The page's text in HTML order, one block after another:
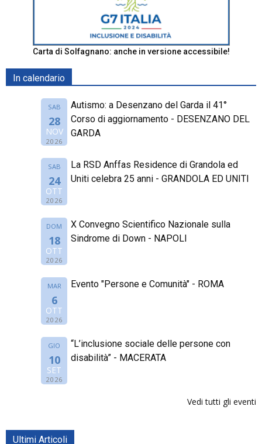
Carta di Solfagnano: anche in versione accessibile!
In calendario
SAB
28
NOV
2026
Autismo: a Desenzano del Garda il 41°
Corso di aggiornamento - DESENZANO DEL
GARDA
SAB
24
OTT
2026
La RSD Anffas Residence di Grandola ed
Uniti celebra 25 anni - GRANDOLA ED UNITI
DOM
18
OTT
2026
X Convegno Scientifico Nazionale sulla
Sindrome di Down - NAPOLI
MAR
6
OTT
2026
Evento "Persone e Comunità" - ROMA
GIO
10
SET
2026
“L’inclusione sociale delle persone con
disabilità” - MACERATA
Vedi tutti gli eventi
Ultimi Articoli